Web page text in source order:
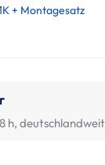
+ Montagesatz
h, deutschlandweit